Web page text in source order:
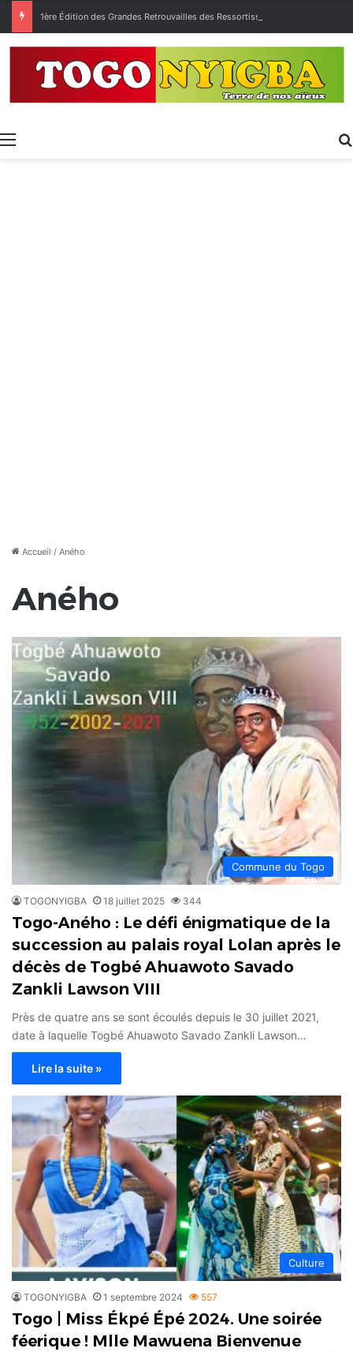
Menu
Accueil / Aného
Aného
Commune du Togo
TOGONYIGBA 18 juillet 2025 344
Togo-Aného : Le défi énigmatique de la
succession au palais royal Lolan après le
décès de Togbé Ahuawoto Savado
Zankli Lawson VIII
Près de quatre ans se sont écoulés depuis le 30 juillet 2021,
date à laquelle Togbé Ahuawoto Savado Zankli Lawson…
Lire la suite »
Culture
TOGONYIGBA 1 septembre 2024 557
Togo | Miss Ékpé Épé 2024. Une soirée
féerique ! Mlle Mawuena Bienvenue